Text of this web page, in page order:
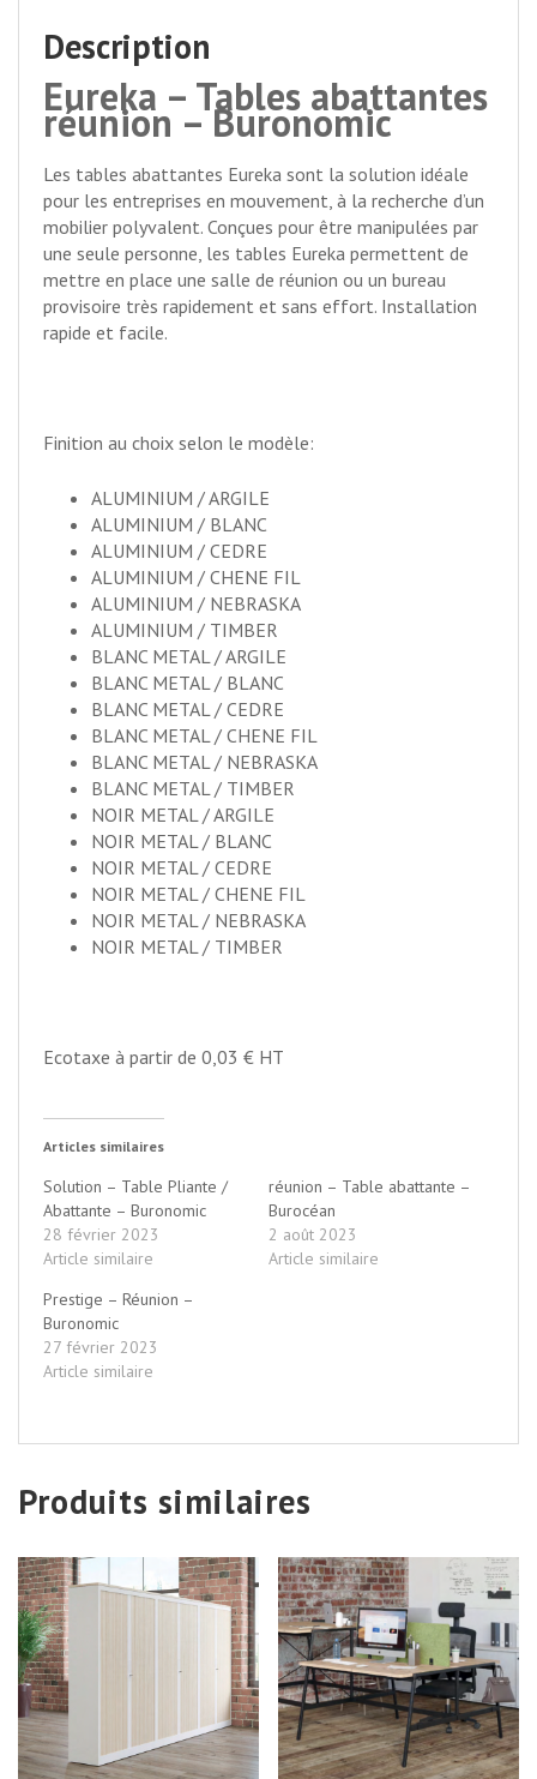
Description
Eureka – Tables abattantes
réunion – Buronomic
Les tables abattantes Eureka sont la solution idéale
pour les entreprises en mouvement, à la recherche d’un
mobilier polyvalent. Conçues pour être manipulées par
une seule personne, les tables Eureka permettent de
mettre en place une salle de réunion ou un bureau
provisoire très rapidement et sans effort. Installation
rapide et facile.
Finition au choix selon le modèle:
ALUMINIUM / ARGILE
ALUMINIUM / BLANC
ALUMINIUM / CEDRE
ALUMINIUM / CHENE FIL
ALUMINIUM / NEBRASKA
ALUMINIUM / TIMBER
BLANC METAL / ARGILE
BLANC METAL / BLANC
BLANC METAL / CEDRE
BLANC METAL / CHENE FIL
BLANC METAL / NEBRASKA
BLANC METAL / TIMBER
NOIR METAL / ARGILE
NOIR METAL / BLANC
NOIR METAL / CEDRE
NOIR METAL / CHENE FIL
NOIR METAL / NEBRASKA
NOIR METAL / TIMBER
Ecotaxe à partir de 0,03 € HT
Articles similaires
Solution – Table Pliante /
Abattante – Buronomic
28 février 2023
Article similaire
réunion – Table abattante –
Burocéan
2 août 2023
Article similaire
Prestige – Réunion –
Buronomic
27 février 2023
Article similaire
Produits similaires